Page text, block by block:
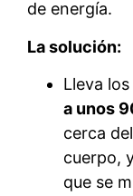
de energía.
La solución:
Lleva los
a unos
cerca del
cuerpo,
que se